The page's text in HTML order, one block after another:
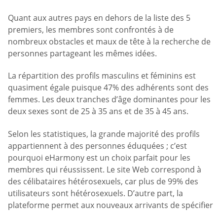
Quant aux autres pays en dehors de la liste des 5
premiers, les membres sont confrontés à de
nombreux obstacles et maux de tête à la recherche de
personnes partageant les mêmes idées.
La répartition des profils masculins et féminins est
quasiment égale puisque 47% des adhérents sont des
femmes. Les deux tranches d’âge dominantes pour les
deux sexes sont de 25 à 35 ans et de 35 à 45 ans.
Selon les statistiques, la grande majorité des profils
appartiennent à des personnes éduquées ; c’est
pourquoi eHarmony est un choix parfait pour les
membres qui réussissent. Le site Web correspond à
des célibataires hétérosexuels, car plus de 99% des
utilisateurs sont hétérosexuels. D’autre part, la
plateforme permet aux nouveaux arrivants de spécifier